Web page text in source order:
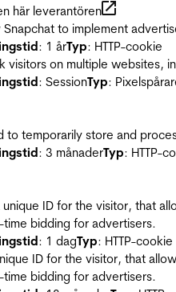
här leverantören
Snapchat to implement
: 1 årTyp: HTTP-cookie
visitors on multiple websites,
: SessionTyp:
to temporarily store and
: 3 månaderTyp: HTTP-
unique ID for the visitor, that
bidding for advertisers.
: 1 dagTyp: HTTP-cookie
ID for the visitor, that
bidding for advertisers.